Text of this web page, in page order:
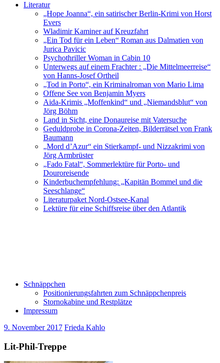
Literatur
„Hope Joanna“, ein satirischer Berlin-Krimi von Horst
Evers
Wladimir Kaminer auf Kreuzfahrt
„Ein Tod für ein Leben“ Roman aus Dalmatien von
Jurica Pavicic
Psychothriller Woman in Cabin 10
Unterwegs auf einem Frachter : „Die Mittelmeerreise“
von Hanns-Josef Ortheil
„Tod in Porto“, ein Kriminalroman von Mario Lima
Offene See von Benjamin Myers
Aida-Krimis „Moffenkind“ und „Niemandsblut“ von
Jörg Böhm
Land in Sicht, eine Donaureise mit Vatersuche
Geduldprobe in Corona-Zeiten, Bilderrätsel von Frank
Baumann
„Mord d’Azur“ ein Stierkampf- und Nizzakrimi von
Jörg Armbrüster
„Fado Fatal“, Sommerlektüre für Porto- und
Douroreisende
Kinderbuchempfehlung: „Kapitän Bommel und die
Seeschlange“
Literaturpaket Nord-Ostsee-Kanal
Lektüre für eine Schiffsreise über den Atlantik
Schnäppchen
Positionierungsfahrten zum Schnäppchenpreis
Stornokabine und Restplätze
Impressum
9. November 2017 Frieda Kahlo
Lit-Phil-Treppe